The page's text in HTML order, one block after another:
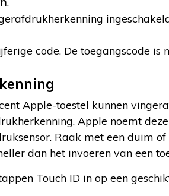
code. De toegangscode is
Apple-toestel kunnen
Apple noemt
Raak met een duim
dan het invoeren van een
Touch ID in op een